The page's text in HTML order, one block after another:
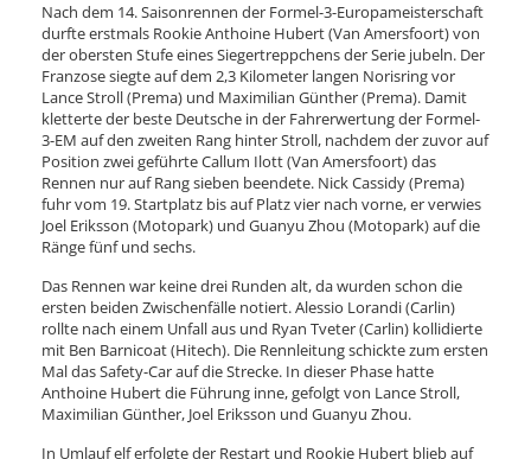
Nach dem 14. Saisonrennen der Formel-3-Europameisterschaft
durfte erstmals Rookie Anthoine Hubert (Van Amersfoort) von
der obersten Stufe eines Siegertreppchens der Serie jubeln. Der
Franzose siegte auf dem 2,3 Kilometer langen Norisring vor
Lance Stroll (Prema) und Maximilian Günther (Prema). Damit
kletterte der beste Deutsche in der Fahrerwertung der Formel-
3-EM auf den zweiten Rang hinter Stroll, nachdem der zuvor auf
Position zwei geführte Callum Ilott (Van Amersfoort) das
Rennen nur auf Rang sieben beendete. Nick Cassidy (Prema)
fuhr vom 19. Startplatz bis auf Platz vier nach vorne, er verwies
Joel Eriksson (Motopark) und Guanyu Zhou (Motopark) auf die
Ränge fünf und sechs.
Das Rennen war keine drei Runden alt, da wurden schon die
ersten beiden Zwischenfälle notiert. Alessio Lorandi (Carlin)
rollte nach einem Unfall aus und Ryan Tveter (Carlin) kollidierte
mit Ben Barnicoat (Hitech). Die Rennleitung schickte zum ersten
Mal das Safety-Car auf die Strecke. In dieser Phase hatte
Anthoine Hubert die Führung inne, gefolgt von Lance Stroll,
Maximilian Günther, Joel Eriksson und Guanyu Zhou.
In Umlauf elf erfolgte der Restart und Rookie Hubert blieb auf